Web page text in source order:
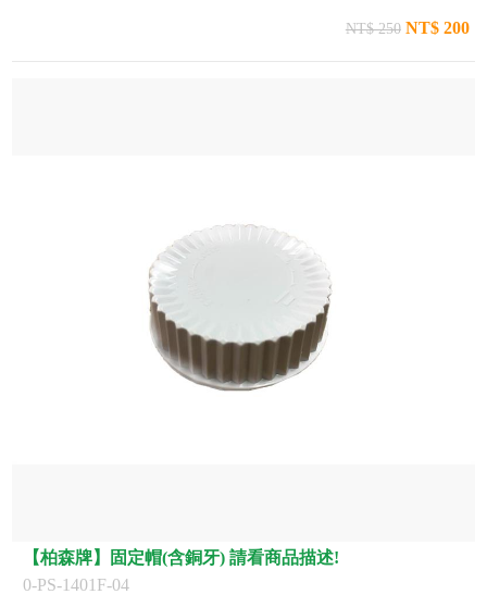
NT$ 250 NT$ 200
【柏森牌】固定帽(含銅牙) 請看商品描述!
0-PS-1401F-04